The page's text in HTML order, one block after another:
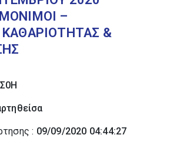
–
&
: 09/09/2020 04:44:27